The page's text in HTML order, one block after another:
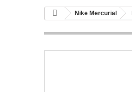
Nike Mercurial